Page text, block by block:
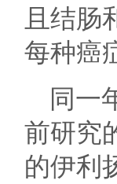
且结肠
每种癌
同一
前研究
的伊利